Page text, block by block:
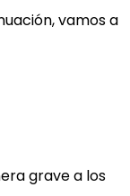
vamos a
grave a los